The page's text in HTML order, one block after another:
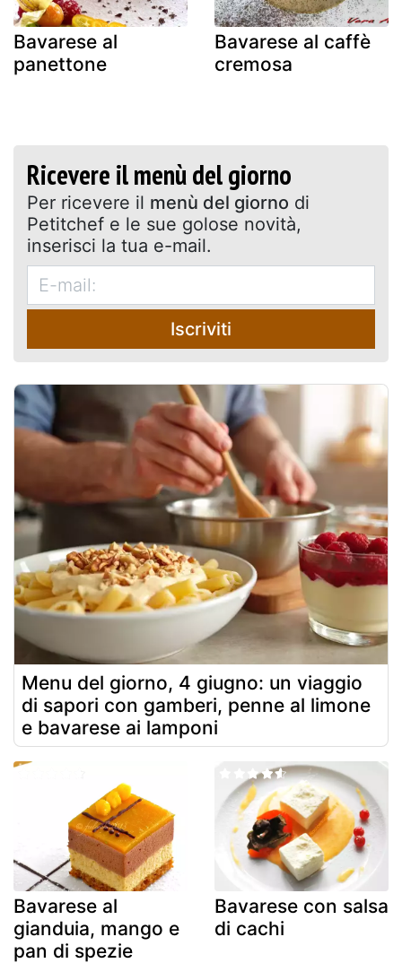
Bavarese al
panettone
Bavarese al caffè
cremosa
Ricevere il menù del giorno
Per ricevere il menù del giorno di
Petitchef e le sue golose novità,
inserisci la tua e-mail.
Iscriviti
Menu del giorno, 4 giugno: un viaggio
di sapori con gamberi, penne al limone
e bavarese ai lamponi
Bavarese al
gianduia, mango e
pan di spezie
Bavarese con salsa
di cachi